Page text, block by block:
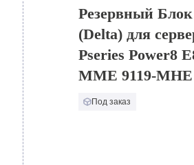
Резервный
(Delta) для
Pseries Power8
MME 9119-
Под заказ